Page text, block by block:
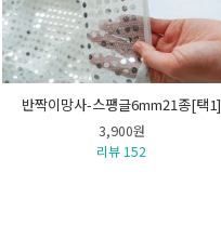
반짝이망사-스팽글6mm21종[택1]
3,900원
리뷰 152